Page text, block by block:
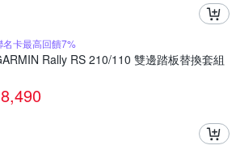
名卡最高回饋7%
Rally RS 210/110 雙邊踏板替換套組
8,490